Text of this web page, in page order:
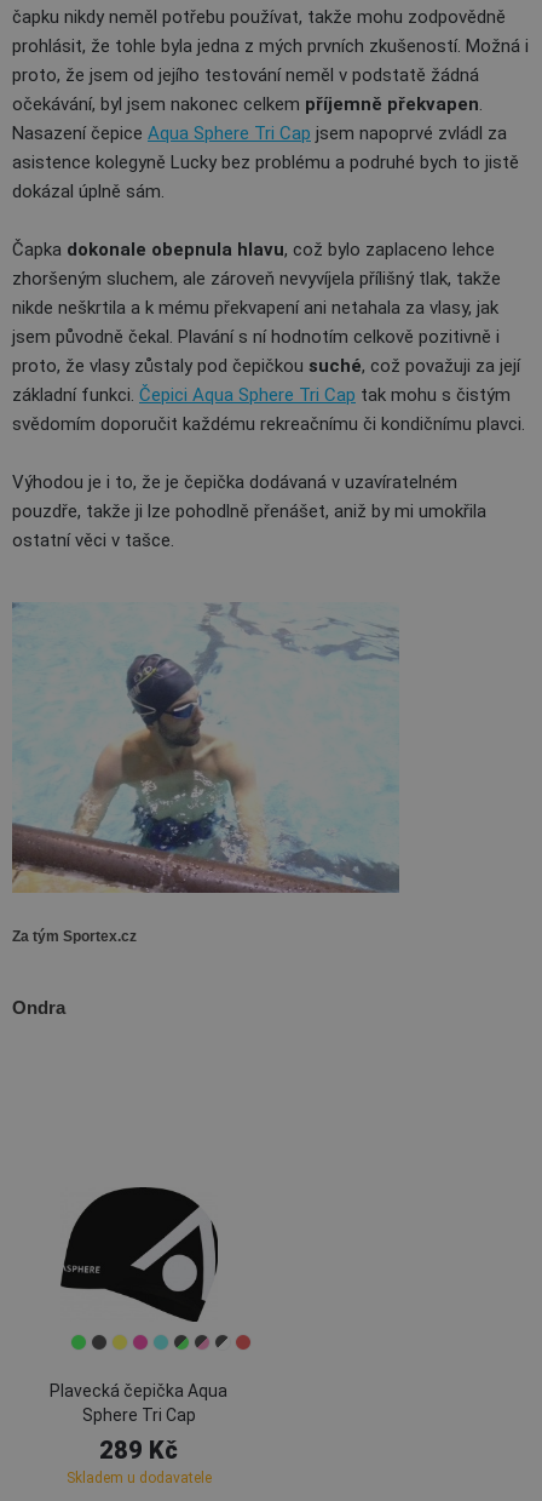
čapku nikdy neměl potřebu používat, takže mohu zodpovědně
prohlásit, že tohle byla jedna z mých prvních zkušeností. Možná i
proto, že jsem od jejího testování neměl v podstatě žádná
očekávání, byl jsem nakonec celkem příjemně překvapen.
Nasazení čepice Aqua Sphere Tri Cap jsem napoprvé zvládl za
asistence kolegyně Lucky bez problému a podruhé bych to jistě
dokázal úplně sám.
Čapka dokonale obepnula hlavu, což bylo zaplaceno lehce
zhoršeným sluchem, ale zároveň nevyvíjela přílišný tlak, takže
nikde neškrtila a k mému překvapení ani netahala za vlasy, jak
jsem původně čekal. Plavání s ní hodnotím celkově pozitivně i
proto, že vlasy zůstaly pod čepičkou suché, což považuji za její
základní funkci. Čepici Aqua Sphere Tri Cap tak mohu s čistým
svědomím doporučit každému rekreačnímu či kondičnímu plavci.
Výhodou je i to, že je čepička dodávaná v uzavíratelném
pouzdře, takže ji lze pohodlně přenášet, aniž by mi umokřila
ostatní věci v tašce.
Za tým Sportex.cz
Ondra
Plavecká čepička Aqua
Sphere Tri Cap
289 Kč
Skladem u dodavatele